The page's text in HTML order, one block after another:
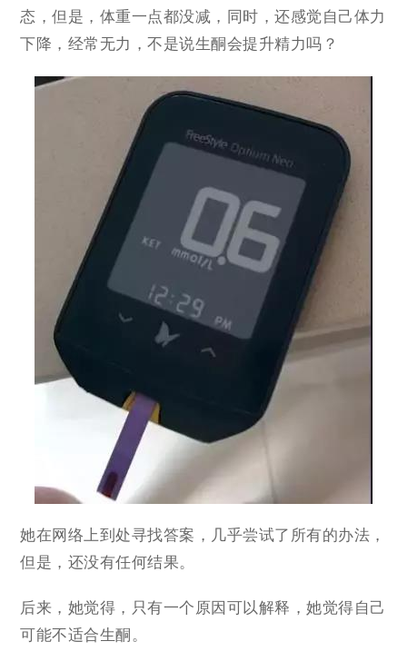
态，但是，体重一点都没减，同时，还感觉自己体力
下降，经常无力，不是说生酮会提升精力吗？
她在网络上到处寻找答案，几乎尝试了所有的办法，
但是，还没有任何结果。
后来，她觉得，只有一个原因可以解释，她觉得自己
可能不适合生酮。